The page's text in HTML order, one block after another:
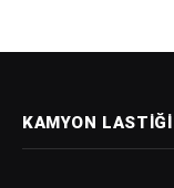
KAMYON